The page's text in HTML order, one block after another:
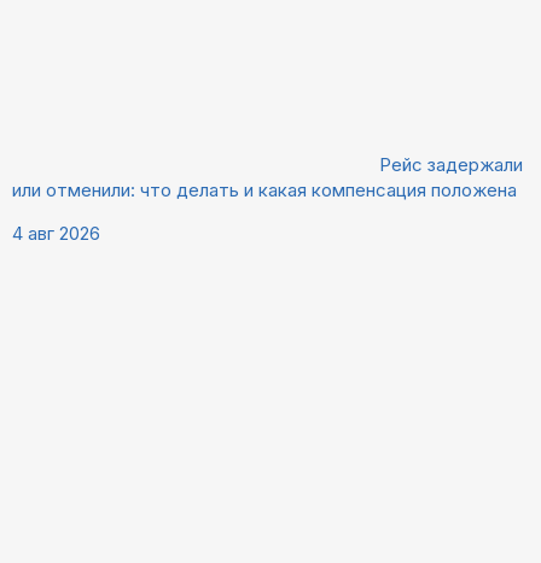
Рейс задержали
или отменили: что делать и какая компенсация положена
4 авг 2026